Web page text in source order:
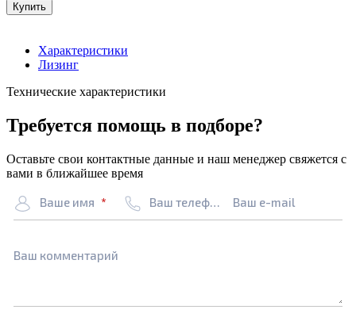
Купить
Характеристики
Лизинг
Технические характеристики
Требуется помощь в подборе?
Оставьте свои контактные данные и наш менеджер свяжется с
вами в ближайшее время
Ваше имя Ваш телефон Ваш e-mail
Ваш комментарий